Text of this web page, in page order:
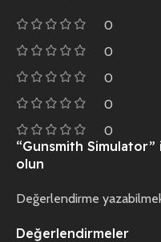
0
0
0
0
0
Değerlendirmeler
“Gunsmith
olun
Değerlendirme